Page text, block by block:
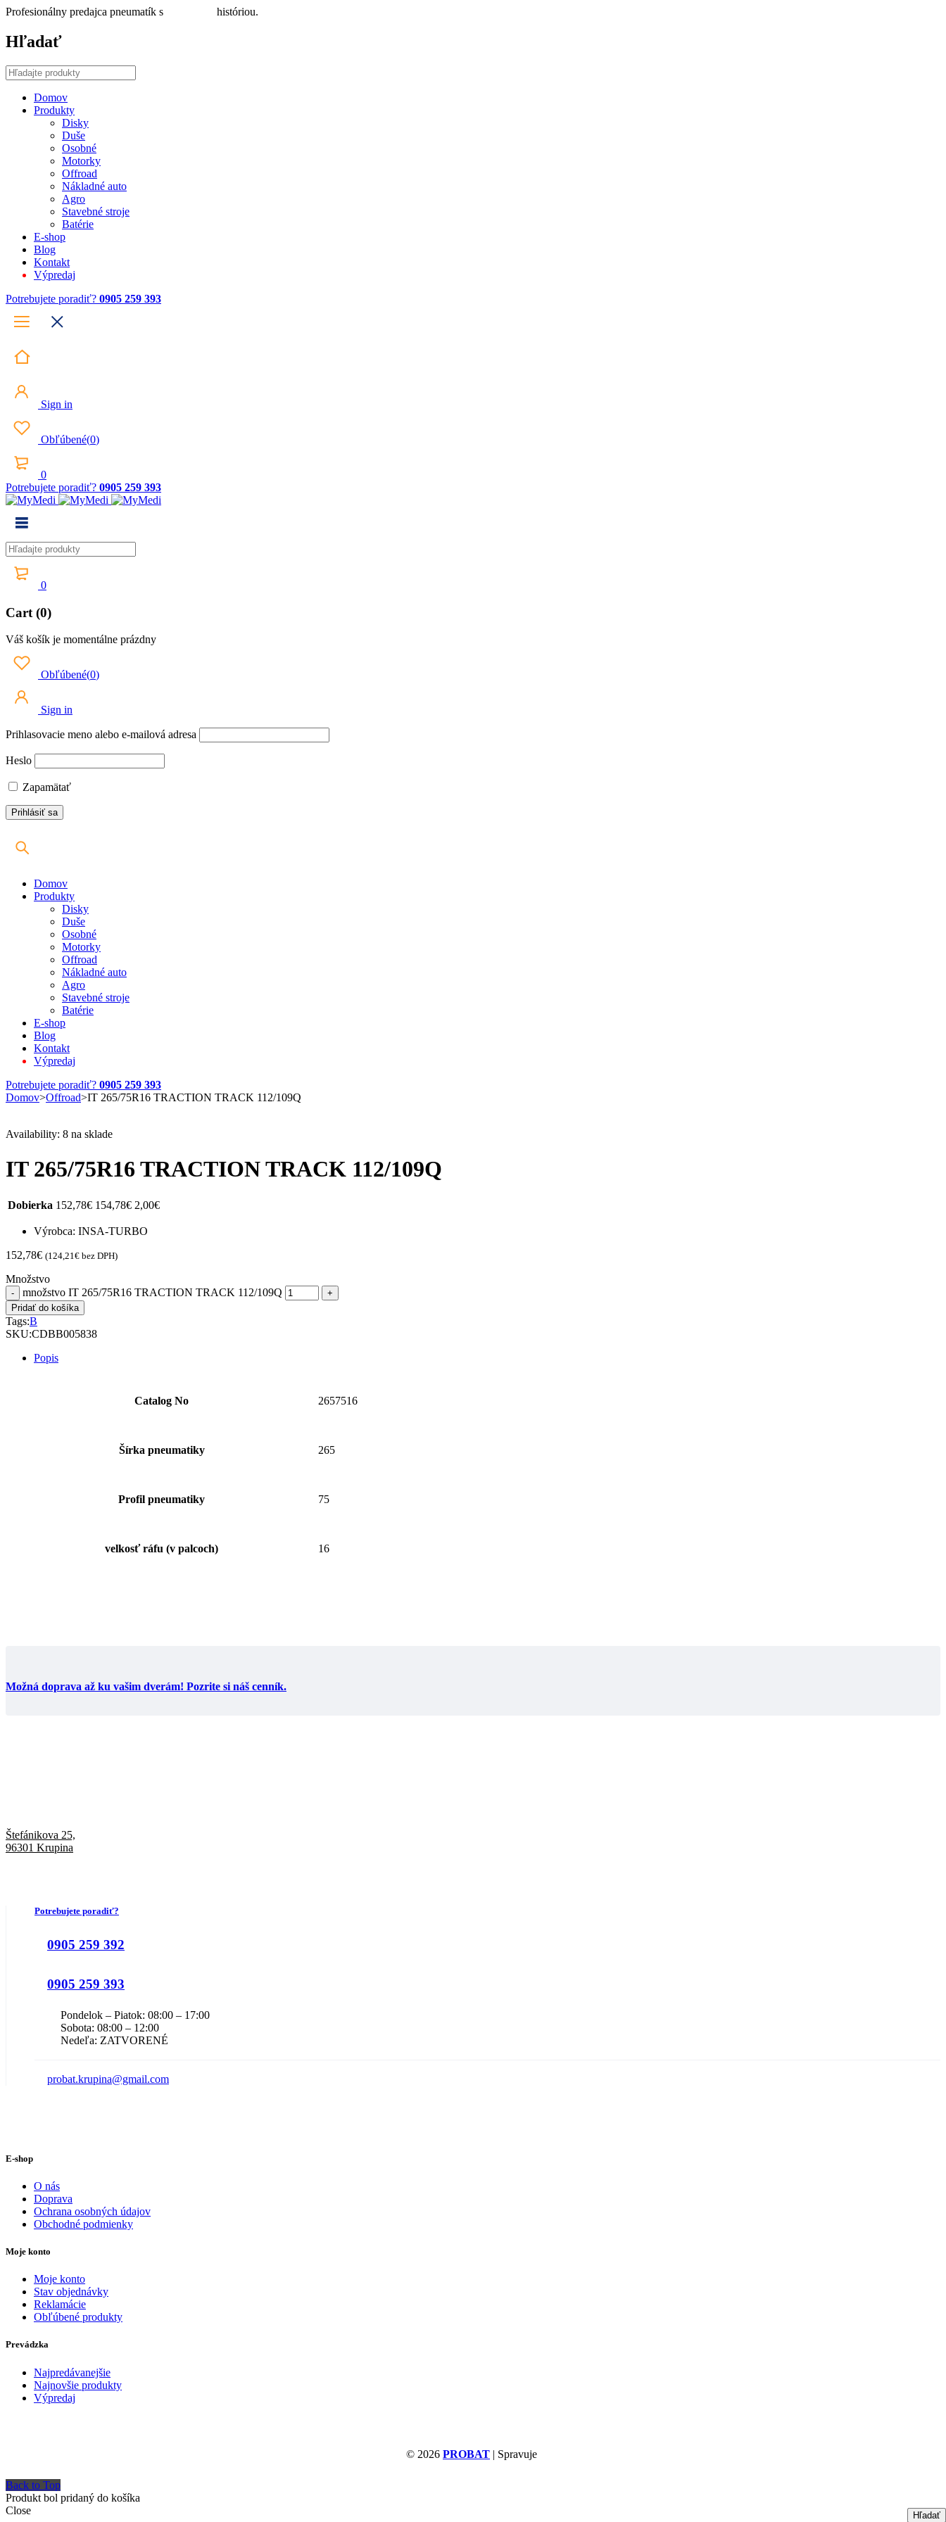
Profesionálny predajca pneumatík s históriou.
Hľadať
Domov
Produkty
Disky
Duše
Osobné
Motorky
Offroad
Nákladné auto
Agro
Stavebné stroje
Batérie
E-shop
Blog
Kontakt
Výpredaj
Potrebujete poradiť? 0905 259 393
Sign in
Obľúbené(0)
0
Potrebujete poradiť? 0905 259 393
0
Cart (0)
Váš košík je momentálne prázdny
Obľúbené(0)
Sign in
Prihlasovacie meno alebo e-mailová adresa
Heslo
Zapamätať
Domov
Produkty
Disky
Duše
Osobné
Motorky
Offroad
Nákladné auto
Agro
Stavebné stroje
Batérie
E-shop
Blog
Kontakt
Výpredaj
Potrebujete poradiť? 0905 259 393
Domov>Offroad>IT 265/75R16 TRACTION TRACK 112/109Q
Availability: 8 na sklade
IT 265/75R16 TRACTION TRACK 112/109Q
Dobierka 152,78€ 154,78€ 2,00€
Výrobca: INSA-TURBO
152,78€ (124,21€ bez DPH)
Množstvo
množstvo IT 265/75R16 TRACTION TRACK 112/109Q
Pridať do košíka
Tags:B
SKU:CDBB005838
Popis
Catalog No 2657516
Šírka pneumatiky 265
Profil pneumatiky 75
velkosť ráfu (v palcoch) 16
Možná doprava až ku vašim dverám! Pozrite si náš cenník.
Štefánikova 25,
96301 Krupina
Potrebujete poradiť?
0905 259 392
0905 259 393
Pondelok – Piatok: 08:00 – 17:00
Sobota: 08:00 – 12:00
Nedeľa: ZATVORENÉ
probat.krupina@gmail.com
E-shop
O nás
Doprava
Ochrana osobných údajov
Obchodné podmienky
Moje konto
Moje konto
Stav objednávky
Reklamácie
Obľúbené produkty
Prevádzka
Najpredávanejšie
Najnovšie produkty
Výpredaj
© 2026 PROBAT | Spravuje
Back to Top
Produkt bol pridaný do košíka
Close